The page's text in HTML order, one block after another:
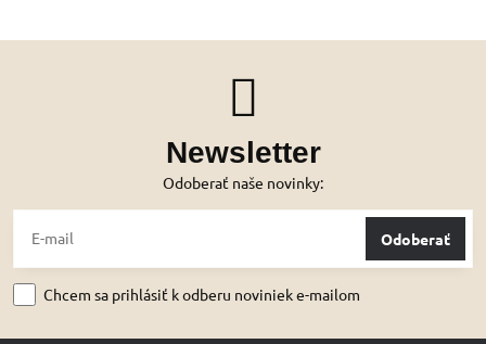
Newsletter
Odoberať naše novinky:
Odoberať
Chcem sa prihlásiť k odberu noviniek e-mailom